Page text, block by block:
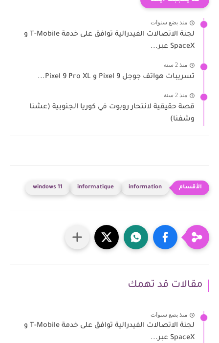
منذ بضع سنوات
لجنة الاتصالات الفيدرالية توافق على خدمة T-Mobile و
SpaceX عبر...
منذ 2 سنة
تسريبات هواتف جوجل Pixel 9 و Pixel 9 Pro XL...
منذ 2 سنة
قصة حقيقية لانتحار روبوت في كوريا الجنوبية (عشنا
وشفنا)
information
informatique
windows 11
مقالات قد تهمك
منذ بضع سنوات
لجنة الاتصالات الفيدرالية توافق على خدمة T-Mobile و
SpaceX عبر...